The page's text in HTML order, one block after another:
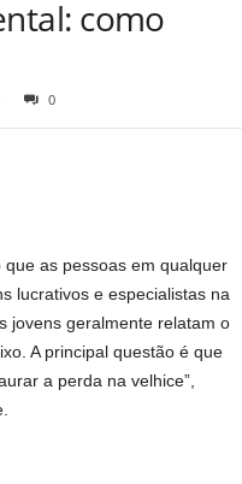
como
0
as pessoas em qualquer
lucrativos e especialistas na
jovens geralmente relatam o
A principal questão é que
a perda na velhice”,